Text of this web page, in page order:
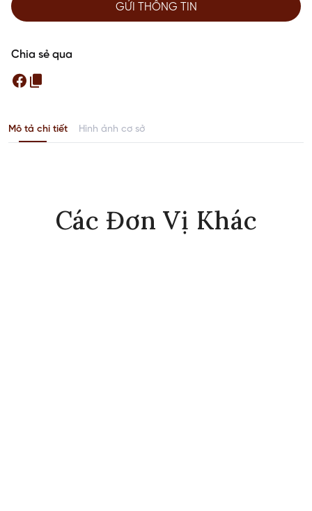
GỬI THÔNG TIN
Chia sẻ qua
Mô tả chi tiết Hình ảnh cơ sở
Các Đơn Vị Khác